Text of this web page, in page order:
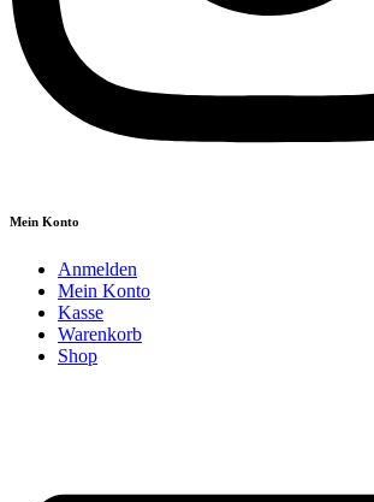
Mein Konto
Anmelden
Mein Konto
Kasse
Warenkorb
Shop